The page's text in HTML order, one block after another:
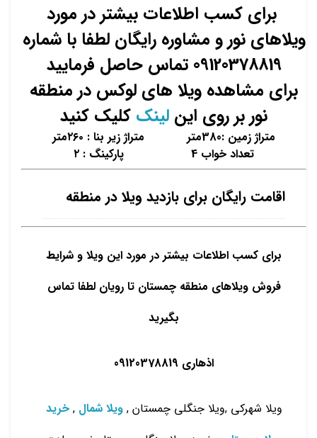
برای کسب اطلاعات بیشتر در مورد
ویلاهای نور و مشاوره رایگان لطفا با شماره
09120378819 تماس حاصل فرمایید
برای مشاهده ویلا های لوکس در منطقه
نور بر روی این لینک کلیک کنید
متراژ زمین :380متر متراژ زیر بنا : ۲۶۰متر
تعداد خواب 4 پارکینگ : ۲
اقامت رایگان برای بازدید ویلا در منطقه
برای کسب اطلاعات بیشتر در مورد این ویلا و شرایط
فروش ویلاهای منطقه چمستان تا رویان لطفا تماس
بگیرید
اذهاری 09120378819
ویلا شهرکی ,ویلا جنگلی چمستان , ویلا شمال ,خرید